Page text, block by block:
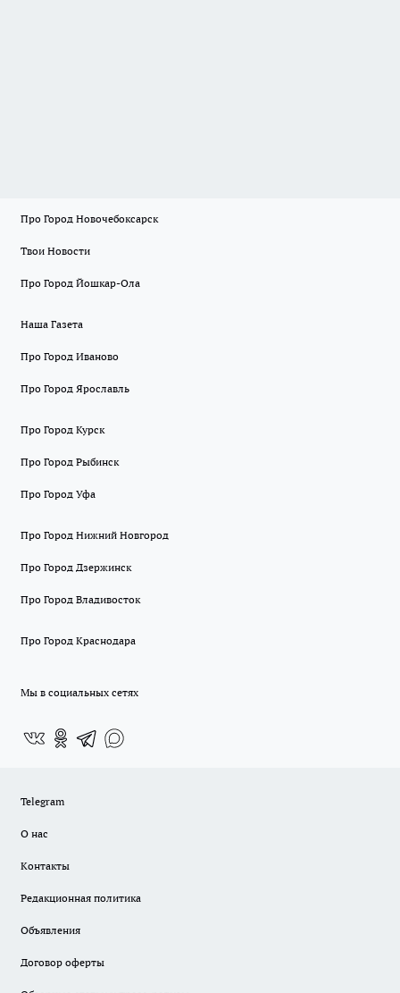
Про Город Новочебоксарск
Твои Новости
Про Город Йошкар-Ола
Наша Газета
Про Город Иваново
Про Город Ярославль
Про Город Курск
Про Город Рыбинск
Про Город Уфа
Про Город Нижний Новгород
Про Город Дзержинск
Про Город Владивосток
Про Город Краснодара
Мы в социальных сетях
Telegram
О нас
Контакты
Редакционная политика
Объявления
Договор оферты